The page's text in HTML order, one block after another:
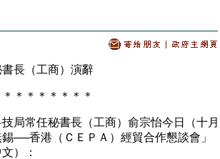
長（工商）演辭
＊＊＊＊＊＊＊
常任秘書長（工商）俞宗怡今日（十月
──香港（ＣＥＰＡ）經貿合作懇談會」
）：